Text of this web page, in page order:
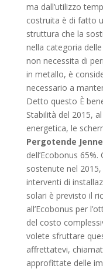
ma dall’utilizzo
costruita è di fatto
struttura che la
nella categoria
non necessita di
in metallo, è
necessario a
Detto questo È
Stabilità del 2015,
energetica, le
Pergotende Jenne
dell’Ecobonus
sostenute nel
interventi di
solari è previsto il
all’Ecobonus per
del costo
volete sfruttare
affrettatevi,
approfittate delle